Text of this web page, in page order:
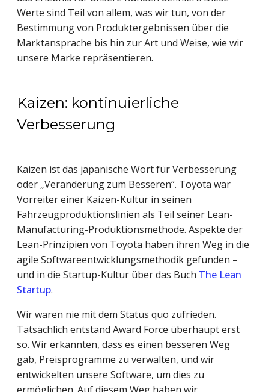
Werte sind Teil von allem, was wir tun, von der
Bestimmung von Produktergebnissen über die
Marktansprache bis hin zur Art und Weise, wie wir
unsere Marke repräsentieren.
Kaizen: kontinuierliche
Verbesserung
Kaizen ist das japanische Wort für Verbesserung
oder „Veränderung zum Besseren“. Toyota war
Vorreiter einer Kaizen-Kultur in seinen
Fahrzeugproduktionslinien als Teil seiner Lean-
Manufacturing-Produktionsmethode. Aspekte der
Lean-Prinzipien von Toyota haben ihren Weg in die
agile Softwareentwicklungsmethodik gefunden –
und in die Startup-Kultur über das Buch The Lean
Startup.
Wir waren nie mit dem Status quo zufrieden.
Tatsächlich entstand Award Force überhaupt erst
so. Wir erkannten, dass es einen besseren Weg
gab, Preisprogramme zu verwalten, und wir
entwickelten unsere Software, um dies zu